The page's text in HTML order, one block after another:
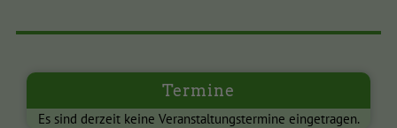
Termine
Es sind derzeit keine Veranstaltungstermine eingetragen.